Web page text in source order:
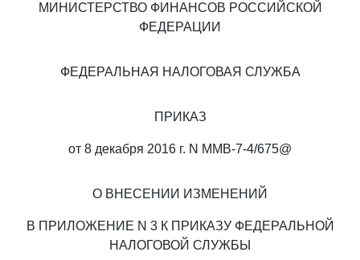
МИНИСТЕРСТВО ФИНАНСОВ РОССИЙСКОЙ
ФЕДЕРАЦИИ
ФЕДЕРАЛЬНАЯ НАЛОГОВАЯ СЛУЖБА
ПРИКАЗ
от 8 декабря 2016 г. N ММВ-7-4/675@
О ВНЕСЕНИИ ИЗМЕНЕНИЙ
В ПРИЛОЖЕНИЕ N 3 К ПРИКАЗУ ФЕДЕРАЛЬНОЙ
НАЛОГОВОЙ СЛУЖБЫ